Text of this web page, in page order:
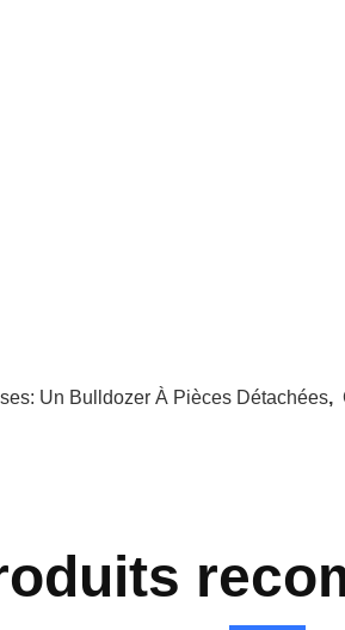
Un Bulldozer À Pièces Détachées,